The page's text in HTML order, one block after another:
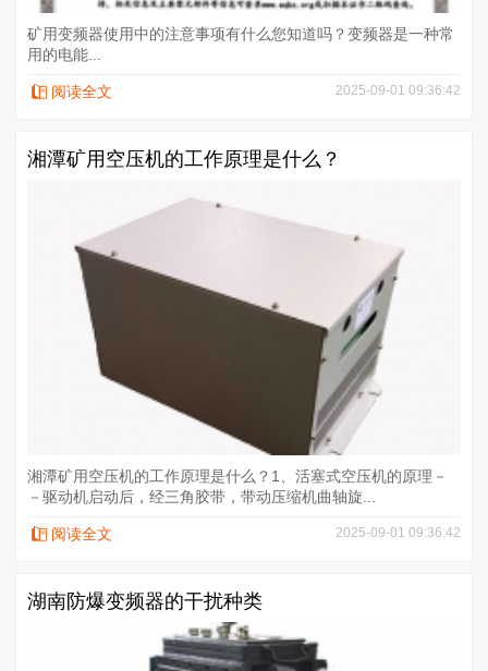
矿用变频器使用中的注意事项有什么您知道吗？变频器是一种常
用的电能...
阅读全文 2025-09-01 09:36:42
湘潭矿用空压机的工作原理是什么？
湘潭矿用空压机的工作原理是什么？1、活塞式空压机的原理－
－驱动机启动后，经三角胶带，带动压缩机曲轴旋...
阅读全文 2025-09-01 09:36:42
湖南防爆变频器的干扰种类